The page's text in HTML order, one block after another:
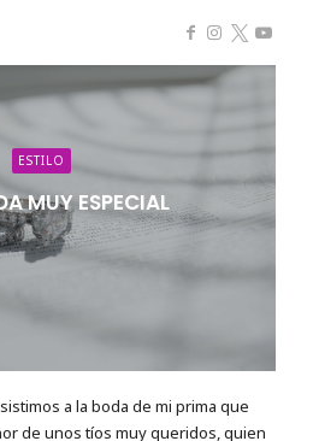
ESTILO
MUY ESPECIAL
a la boda de mi prima que
de unos tíos muy queridos, quien